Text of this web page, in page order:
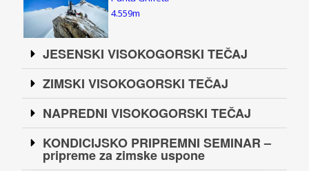
JESENSKI VISOKOGORSKI TEČAJ
ZIMSKI VISOKOGORSKI TEČAJ
NAPREDNI VISOKOGORSKI TEČAJ
KONDICIJSKO PRIPREMNI SEMINAR –
pripreme za zimske uspone